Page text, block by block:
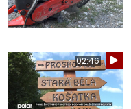
02:46